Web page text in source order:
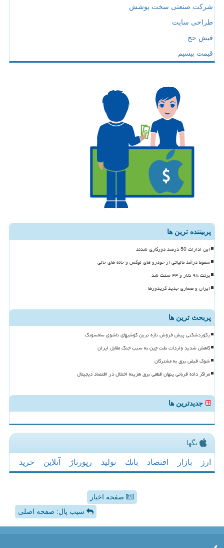
شرکت صنعتی سخت پوشش
طراحی سایت
فیش حج
قیمت بیسیم
پربیننده ترین ها
این ادارات 50 درصد دورکاری شدند
سقوط درآمد مالیاتی از خودرو های لوکس و خانه های خالی
برنت ۹۵ دلار و ۴۴ سنت شد
ایران و معماری جدید کریدورها
پربحث ترین ها
رکوردشکنی پیش فروش تازه ترین گوشیهای تاشوی سامسونگ
کاهش شدید واردات نفت چین به سبب جنگ مقابل ایران
شوک قبض برق به مشترکان
مراکز داده قربانی پنهان قطعی برق هزینه اختلال در اقتصاد دیجیتال
جدیدترین ها
تگها
ارز بازار اقتصاد بانك تولید رپورتاژ آنلاین خرید
صفحه اخبار
سیب پال: صفحه اصلی